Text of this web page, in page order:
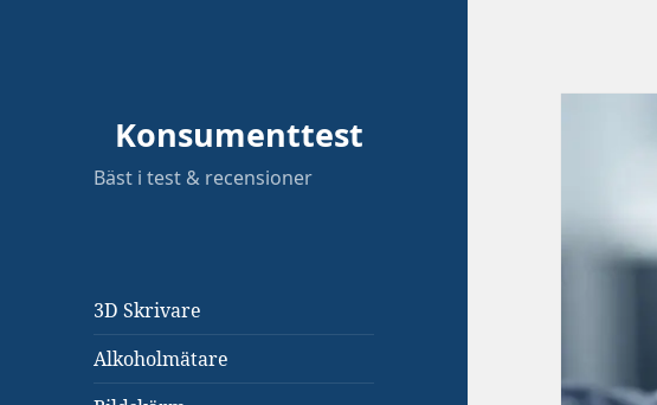
Konsumenttest
Bäst i test & recensioner
3D Skrivare
Alkoholmätare